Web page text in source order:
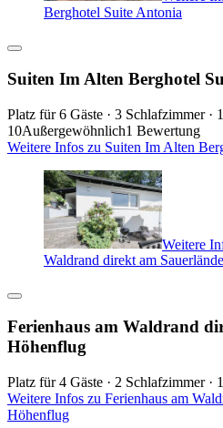
Berghotel Suite Antonia
Suiten Im Alten Berghotel
Platz für 6 Gäste · 3 Schlafzimmer ·
10Außergewöhnlich1 Bewertung
Weitere Infos zu Suiten Im Alten
Weitere
Waldrand direkt am
Ferienhaus am Waldrand
Höhenflug
Platz für 4 Gäste · 2 Schlafzimmer ·
Weitere Infos zu Ferienhaus am
Höhenflug